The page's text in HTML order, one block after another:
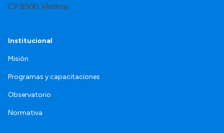
CP 8500. Viedma
Institucional
Misión
Programas y capacitaciones
Observatorio
Normativa